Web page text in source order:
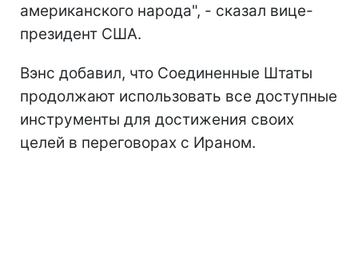
американского народа", - сказал вице-
президент США.
Вэнс добавил, что Соединенные Штаты
продолжают использовать все доступные
инструменты для достижения своих
целей в переговорах с Ираном.